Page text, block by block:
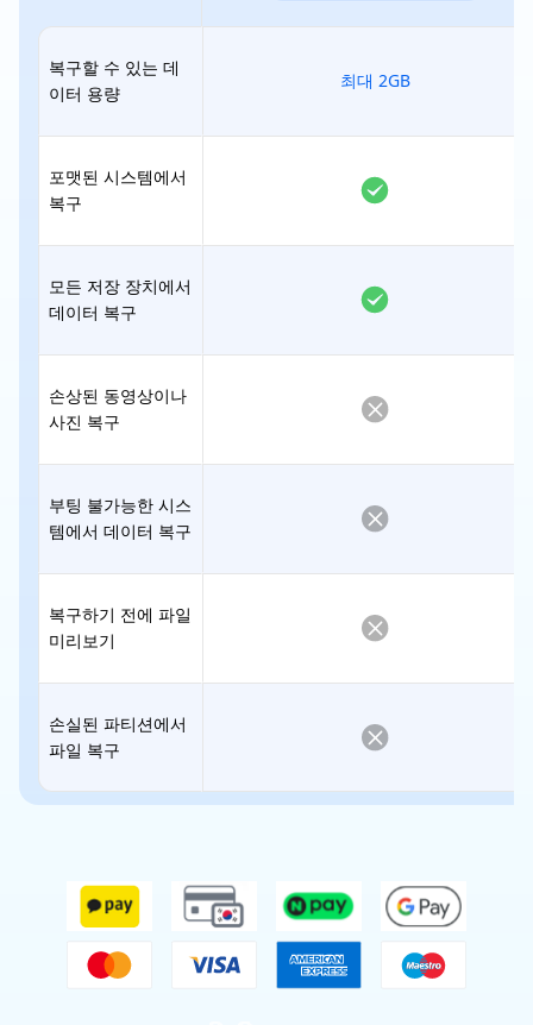
복구할 수 있는 데
이터 용량
포맷된 시스템에서
복구
모든 저장 장치에서
데이터 복구
손상된 동영상이나
사진 복구
부팅 불가능한 시스
템에서 데이터 복구
복구하기 전에 파일
미리보기
손실된 파티션에서
파일 복구
최대 2GB